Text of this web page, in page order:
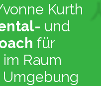
Kurth
und
für
Raum